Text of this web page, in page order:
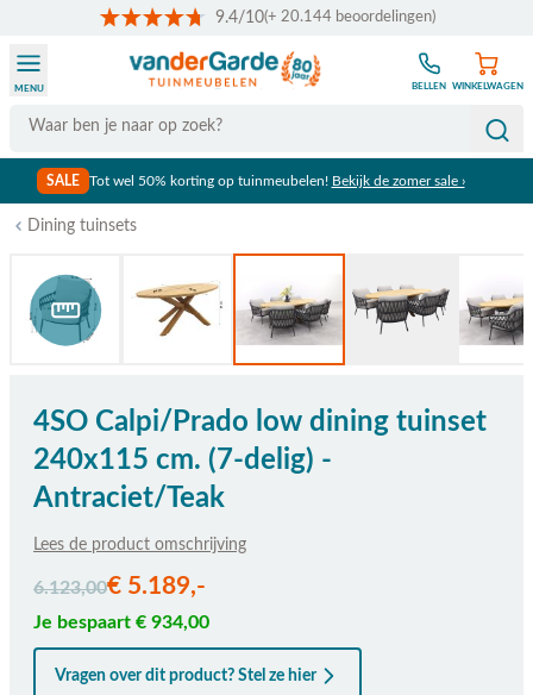
9.4/10(+ 20.144 beoordelingen)
Search
MENU BELLEN WINKELWAGEN
SALE Tot wel 50% korting op tuinmeubelen! Bekijk de zomer sale ›
Dining tuinsets
4SO Calpi/Prado low dining tuinset
240x115 cm. (7-delig) -
Antraciet/Teak
Lees de product omschrijving
6.123,00€ 5.189,-
Je bespaart € 934,00
Vragen over dit product? Stel ze hier